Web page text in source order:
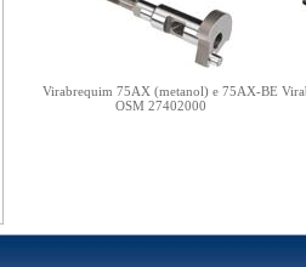
Virabrequim 75AX (metanol) e 75AX-BE
OSM 27402000